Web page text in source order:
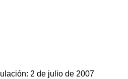
2 de julio de 2007